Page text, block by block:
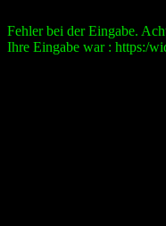
Fehler bei der Eingabe.
Ihre Eingabe war : https:/